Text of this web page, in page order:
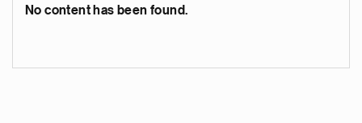
No content has been found.